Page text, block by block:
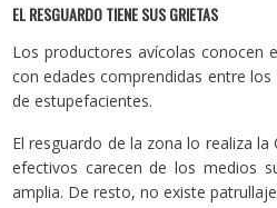
EL RESGUARDO TIENE SUS GRIETAS
Los productores avícolas conocen
con edades comprendidas entre
de estupefacientes.
El resguardo de la zona lo realiza
efectivos carecen de los medios
amplia. De resto, no existe